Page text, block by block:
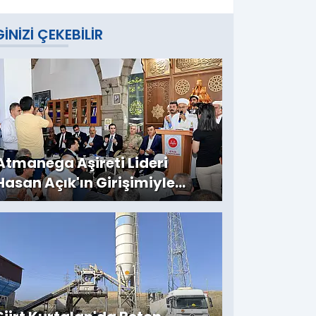
ÇEKEBILIR
Aşireti Lideri
Açık'ın Girişimiyle
Örnek Barış: İki Yıllık
Sona Erdi